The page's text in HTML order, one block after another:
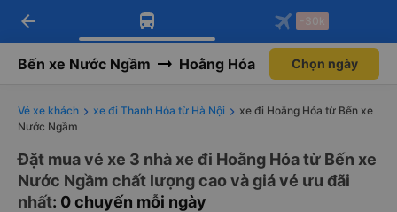
Tải app Vexere ngay!
Nhận ưu đãi thành viên độc
Mở app
Tải app Vexere
-30k/ghế khi đặt vé máy bay qua
Mở app
arrow_back -30k
Bến xe Nước Ngầm Hoằng Hóa Chọn ngày
Vé xe khách xe đi Thanh Hóa từ Hà Nội
xe đi Hoằng Hóa từ Bến xe
Nước Ngầm
Đặt mua vé xe 3 nhà xe đi Hoằng Hóa từ Bến xe
Nước Ngầm chất lượng cao và giá vé ưu đãi
nhất: 0 chuyến mỗi ngày